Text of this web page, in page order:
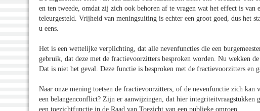
en ten tweede, omdat zij zich ook behoren af te vragen wat het effect is
teleurgesteld. Vrijheid van meningsuiting is echter een groot goed, dus
u eens.
Het is een wettelijke verplichting, dat alle nevenfuncties die een
gebruik, dat deze met de fractievoorzitters besproken worden. Nu wekken
Dat is niet het geval. Deze functie is besproken met de fractievoorzitters en
Naar onze mening toetsen de fractievoorzitters, of de nevenfunctie zich
een belangenconflict? Zijn er aanwijzingen, dat hier integriteitvraagstukken
een toezichtfunctie in de Raad van Toezicht van een publieke omroep.